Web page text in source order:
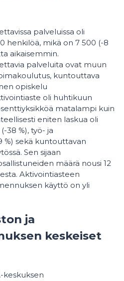
palveluissa oli
henkilöä, mikä on 7 500 (-8
aikaisemmin.
palveluita ovat muun
kuntouttava
opiskelu
oli huhtikuun
matalampi kuin
eniten laskua oli
38 %), työ- ja
%) sekä kuntouttavan
Sen sijaan
määrä nousi 12
Aktivointiasteen
käyttö on yli
ja
keskeiset
keskuksen